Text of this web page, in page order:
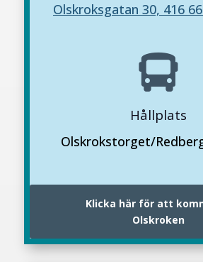
Olskroksgatan 30, 416

Hållplats
Olskrokstorget/
Klicka här för att
Olskroken